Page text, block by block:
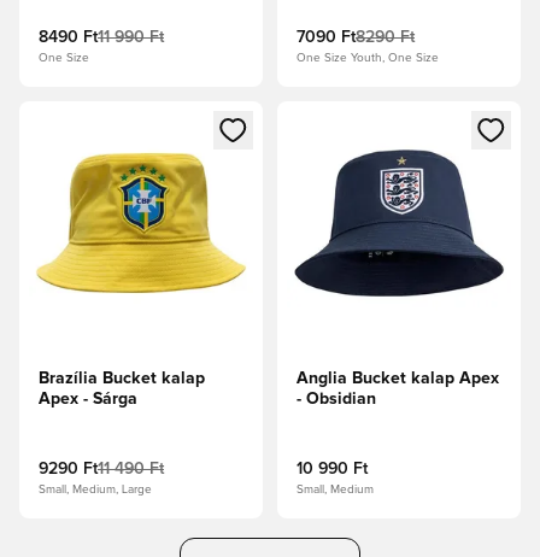
8490 Ft11 990 Ft
One Size
7090 Ft8290 Ft
One Size Youth, One Size
Megnyit egy modált a bejelentkezéshez vagy a tagként
Brazília Bucket kalap
Apex - Sárga
9290 Ft11 490 Ft
Small, Medium, Large
Megnyit egy modált a
Anglia Bucket kalap Apex
- Obsidian
10 990 Ft
Small, Medium